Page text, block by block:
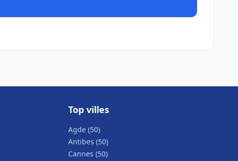
Top villes
Agde (50)
Antibes (50)
Cannes (50)